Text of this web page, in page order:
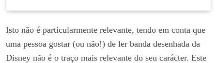
Isto não é particularmente relevante, tendo em conta que
uma pessoa gostar (ou não!) de ler banda desenhada da
Disney não é o traço mais relevante do seu carácter. Este